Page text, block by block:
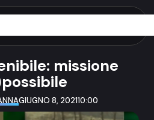
missione
GIUGNO 8, 202110:00